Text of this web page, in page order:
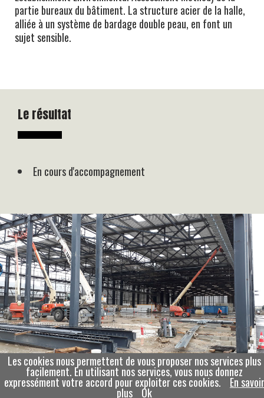
partie bureaux du bâtiment. La structure acier de la halle,
alliée à un système de bardage double peau, en font un
sujet sensible.
Le résultat
En cours d'accompagnement
Les cookies nous permettent de vous proposer nos services plus
facilement. En utilisant nos services, vous nous donnez
expressément votre accord pour exploiter ces cookies. En savoir
plus Ok